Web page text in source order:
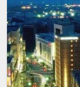
・金沢駅か
バス：「武
徒歩1分（所
徒歩：約15
・お車での
北陸自動車
使用し、
モダンであ
ける空間を
ホテルの魅
◆ビジネス